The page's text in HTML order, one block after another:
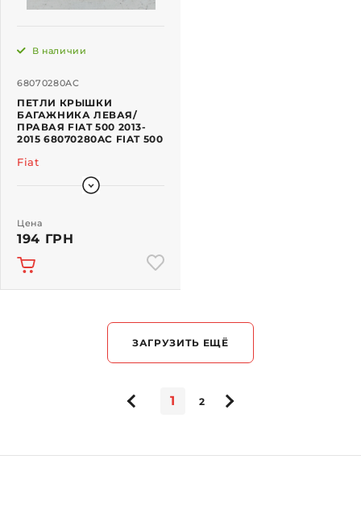
68070280AC
В наличии
ПЕТЛИ КРЫШКИ
БАГАЖНИКА ЛЕВАЯ/
ПРАВАЯ FIAT 500 2013-
2015 68070280AC FIAT 500
Fiat
Цена
194 ГРН
ЗАГРУЗИТЬ ЕЩЁ
1 2